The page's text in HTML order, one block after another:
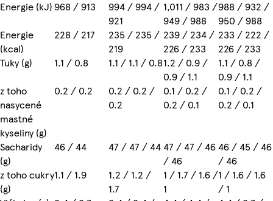
Energie (kJ)968 / 913
994 / 994 /
921
1,011 / 983 /
949 / 988
988 / 932 /
950 / 988
Energie
(kcal)
228 / 217
235 / 235 /
219
239 / 234 /
226 / 233
233 / 222 /
226 / 233
Tuky (g)
1.1 / 0.8 1.1 / 1.1 / 0.81.2 / 0.9 /
0.9 / 1.1
1.1 / 0.8 /
0.9 / 1.1
z toho
nasycené
mastné
kyseliny (g)
0.2 / 0.2
0.2 / 0.2 /
0.2
0.1 / 0.2 /
0.2 / 0.1
0.1 / 0.2 /
0.2 / 0.1
Sacharidy
(g)
46 / 44 47 / 47 / 4447 / 47 / 46
/ 46
46 / 45 / 46
/ 46
z toho cukry
(g)
1.1 / 1.9
1.2 / 1.2 /
1.7
1 / 1.7 / 1.6 /
1
1 / 1.6 / 1.6
/ 1